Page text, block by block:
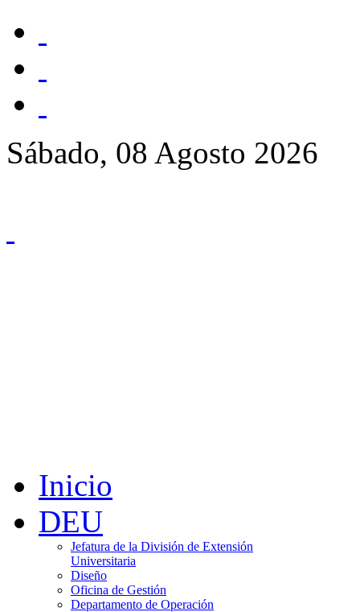
Sábado, 08 Agosto 2026
Inicio
DEU
Jefatura de la División de Extensión
Universitaria
Diseño
Oficina de Gestión
Departamento de Operación